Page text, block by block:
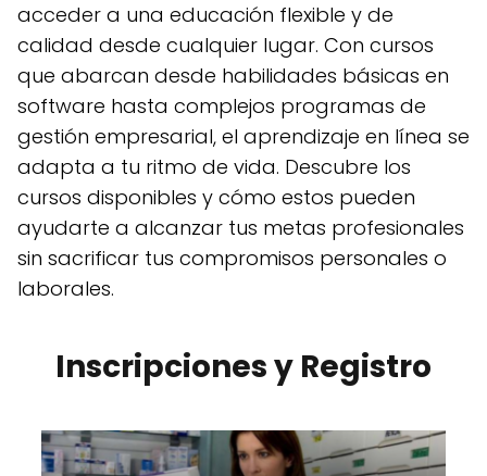
acceder a una educación flexible y de
calidad desde cualquier lugar. Con cursos
que abarcan desde habilidades básicas en
software hasta complejos programas de
gestión empresarial, el aprendizaje en línea se
adapta a tu ritmo de vida. Descubre los
cursos disponibles y cómo estos pueden
ayudarte a alcanzar tus metas profesionales
sin sacrificar tus compromisos personales o
laborales.
Inscripciones y Registro